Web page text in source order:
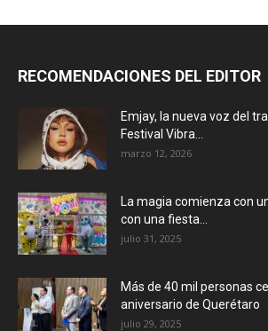
RECOMENDACIONES DEL EDITOR
Emjay, la nueva voz del
Festival Vibra...
marzo 12, 2026
La magia comienza con
con una fiesta...
julio 31, 2025
Más de 40 mil personas
aniversario de Querétaro
julio 29, 2025